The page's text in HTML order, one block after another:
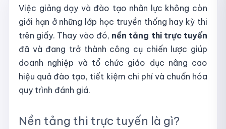
Việc giảng dạy và đào tạo nhân lực không còn
giới hạn ở những lớp học truyền thống hay kỳ thi
trên giấy. Thay vào đó, nền tảng thi trực tuyến
đã và đang trở thành công cụ chiến lược giúp
doanh nghiệp và tổ chức giáo dục nâng cao
hiệu quả đào tạo, tiết kiệm chi phí và chuẩn hóa
quy trình đánh giá.
Nền tảng thi trực tuyến là gì?